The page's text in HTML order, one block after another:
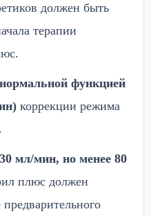
должен быть
терапии
функцией
коррекции режима
мл/мин, но менее 80
плюс должен